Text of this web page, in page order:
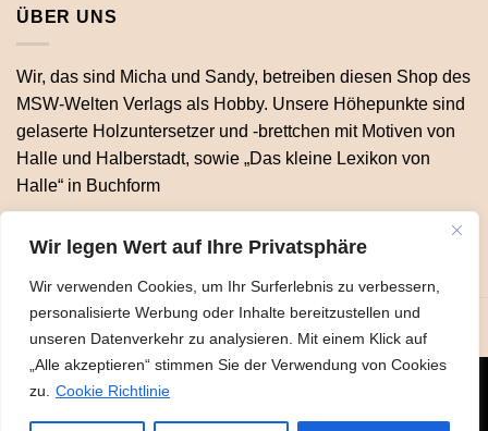
Wir legen Wert auf Ihre Privatsphäre
Wir verwenden Cookies, um Ihr Surferlebnis zu verbessern,
personalisierte Werbung oder Inhalte bereitzustellen und
unseren Datenverkehr zu analysieren. Mit einem Klick auf
„Alle akzeptieren“ stimmen Sie der Verwendung von Cookies
zu.
Cookie Richtlinie
ÜBER UNS
Wir, das sind Micha und Sandy, betreiben diesen Shop des
MSW-Welten Verlags als Hobby. Unsere Höhepunkte sind
gelaserte Holzuntersetzer und -brettchen mit Motiven von
Halle und Halberstadt, sowie „Das kleine Lexikon von
Halle“ in Buchform
Pay